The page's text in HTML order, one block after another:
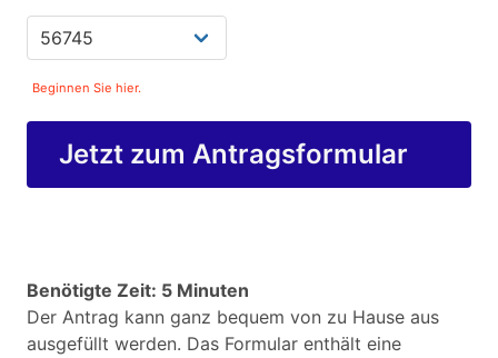
Beginnen Sie hier.
Jetzt zum Antragsformular
Benötigte Zeit: 5 Minuten
Der Antrag kann ganz bequem von zu Hause aus
ausgefüllt werden. Das Formular enthält eine